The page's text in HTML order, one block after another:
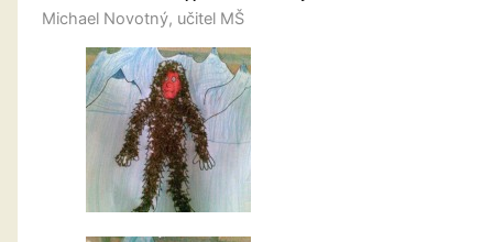
Michael Novotný, učitel MŠ